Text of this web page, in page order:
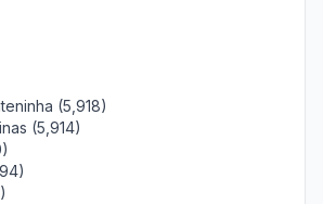
(5,918)
(5,914)